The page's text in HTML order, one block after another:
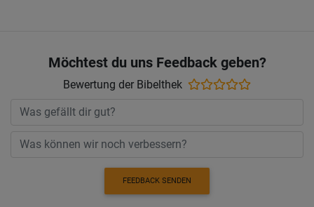
Möchtest du uns Feedback geben?
Bewertung der Bibelthek
FEEDBACK SENDEN